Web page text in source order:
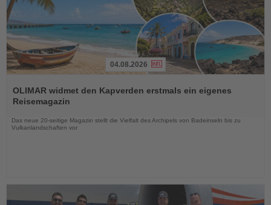
Sie
die
Nachrichten
04.08.2026
OLIMAR widmet den Kapverden erstmals ein eigenes
Reisemagazin
Das neue 20-seitige Magazin stellt die Vielfalt des Archipels von Badeinseln bis zu
Vulkanlandschaften vor